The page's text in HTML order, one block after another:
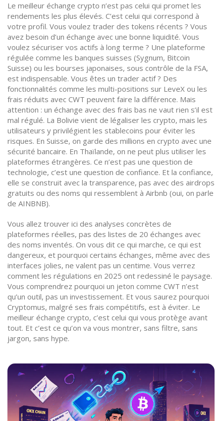
Le meilleur échange crypto n’est pas celui qui promet les
rendements les plus élevés. C’est celui qui correspond à
votre profil. Vous voulez trader des tokens récents ? Vous
avez besoin d’un échange avec une bonne liquidité. Vous
voulez sécuriser vos actifs à long terme ? Une plateforme
régulée comme les banques suisses (Sygnum, Bitcoin
Suisse) ou les bourses japonaises, sous contrôle de la FSA,
est indispensable. Vous êtes un trader actif ? Des
fonctionnalités comme les multi-positions sur LeveX ou les
frais réduits avec CWT peuvent faire la différence. Mais
attention : un échange avec des frais bas ne vaut rien s’il est
mal régulé. La Bolivie vient de légaliser les crypto, mais les
utilisateurs y privilégient les stablecoins pour éviter les
risques. En Suisse, on garde des millions en crypto avec une
sécurité bancaire. En Thaïlande, on ne peut plus utiliser les
plateformes étrangères. Ce n’est pas une question de
technologie, c’est une question de confiance. Et la confiance,
elle se construit avec la transparence, pas avec des airdrops
gratuits ou des noms qui ressemblent à Airbnb (oui, on parle
de AINBNB).
Vous allez trouver ici des analyses concrètes de
plateformes réelles, pas des listes de 20 échanges avec
des noms inventés. On vous dit ce qui marche, ce qui est
dangereux, et pourquoi certains échanges, même avec des
interfaces jolies, ne valent pas un centime. Vous verrez
comment les régulations en 2025 ont redessiné le paysage.
Vous comprendrez pourquoi un jeton comme CWT n’est
qu’un outil, pas un investissement. Et vous saurez pourquoi
Cryptomus, malgré ses frais compétitifs, est à éviter. Le
meilleur échange crypto, c’est celui qui vous protège avant
tout. Et c’est ce qu’on va vous montrer, sans filtre, sans
jargon, sans hype.